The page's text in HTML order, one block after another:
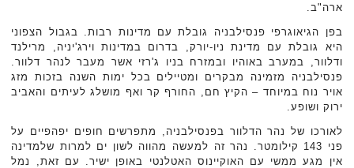
ארה"ב.
בפן הגיאוגרפי פנסילבניה גובלת עם מדינות רבות. בגבול הצפוני
היא גובלת עם מדינת ניו-יורק, בדרום במדינות וירג'יניה, מרילנד
ודלוור, במערב באוהיו ובמזרח בניו ג'רזי אשר מעבר לנהר דלוור.
פנסילבניה מזמינה מבקרים ומטיילים בכל ימות השנה בזכות מזג
אויר נוח במיוחד – הקיץ חם, החורף קר ואף מושלג לעיתים והאביב
ירוק ושופע.
לאורכו של נהר הדלוור בפנסילבניה, מתפרשים חופים יפהפיים על
פני 143 קילומטר. נהר זה למעשה מהווה לשון ים למרות שלמדינה
אין מגע ממשי עם האוקיינוס האטלנטי באופן ישיר. עם זאת, נמל